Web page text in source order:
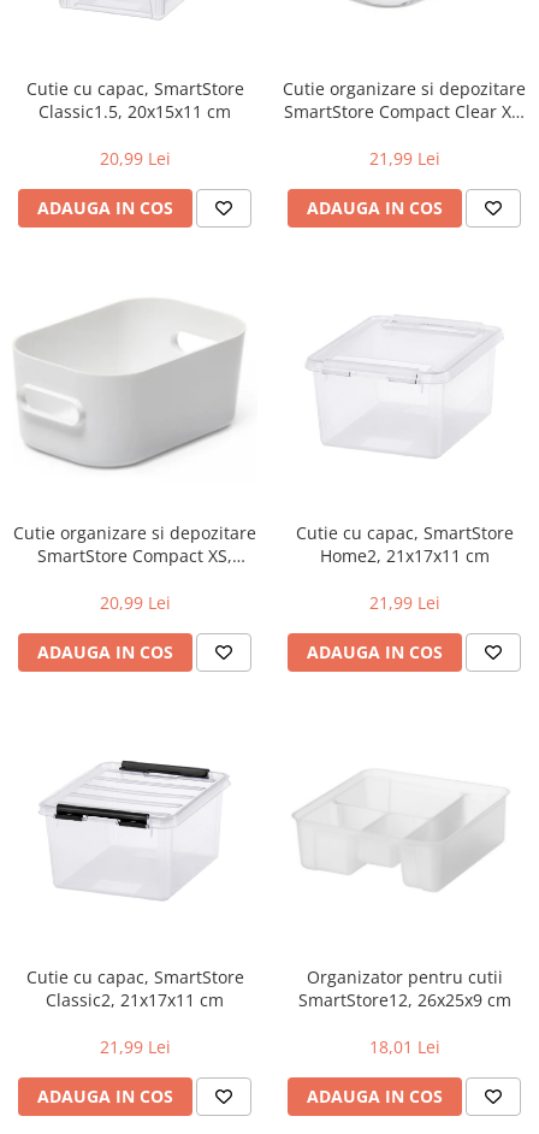
Cutie cu capac, SmartStore
Classic1.5, 20x15x11 cm
20,99 Lei
ADAUGA IN COS
Cutie organizare si depozitare
SmartStore Compact Clear XS,
14.5x9x6 cm
21,99 Lei
ADAUGA IN COS
Cutie organizare si depozitare
SmartStore Compact XS,
20,99 Lei
ADAUGA IN COS
Cutie cu capac, SmartStore
Home2, 21x17x11 cm
21,99 Lei
ADAUGA IN COS
Cutie cu capac, SmartStore
Classic2, 21x17x11 cm
21,99 Lei
ADAUGA IN COS
Organizator pentru cutii
SmartStore12, 26x25x9 cm
18,01 Lei
ADAUGA IN COS